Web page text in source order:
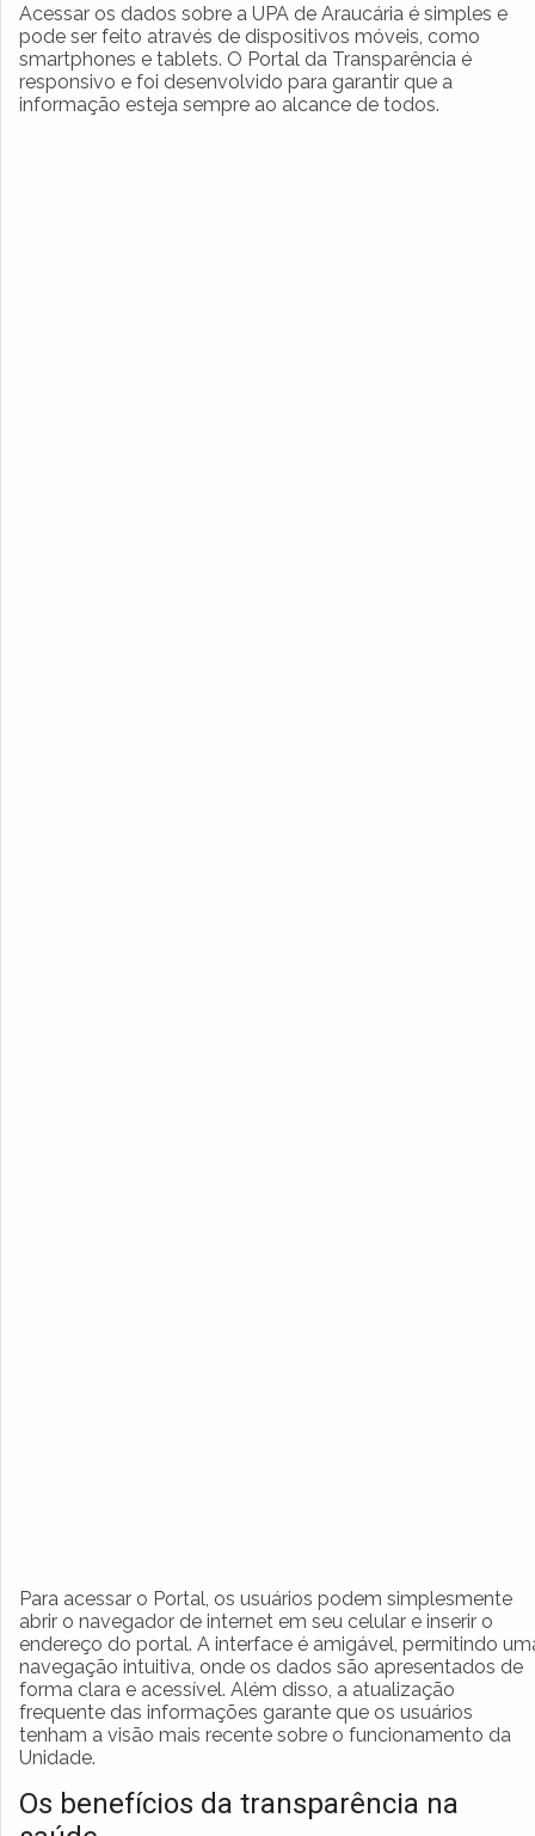
Acessar os dados sobre a UPA de Araucária é simples e
pode ser feito através de dispositivos móveis, como
smartphones e tablets. O Portal da Transparência é
responsivo e foi desenvolvido para garantir que a
informação esteja sempre ao alcance de todos.
Para acessar o Portal, os usuários podem simplesmente
abrir o navegador de internet em seu celular e inserir o
endereço do portal. A interface é amigável, permitindo
navegação intuitiva, onde os dados são apresentados de
forma clara e acessível. Além disso, a atualização
frequente das informações garante que os usuários
tenham a visão mais recente sobre o funcionamento da
Unidade.
Os benefícios da transparência na